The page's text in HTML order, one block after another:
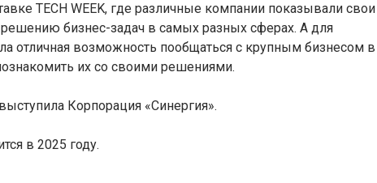
TECH WEEK, где различные компании показывали свои
бизнес-задач в самых разных сферах. А для
отличная возможность пообщаться с крупным бизнесом в
их со своими решениями.
Корпорация «Синергия».
в 2025 году.